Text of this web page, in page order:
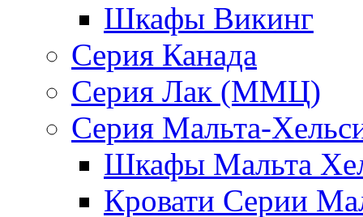
Шкафы Викинг
Серия Канада
Серия Лак (ММЦ)
Серия Мальта-
Шкафы Мальта
Кровати Серии